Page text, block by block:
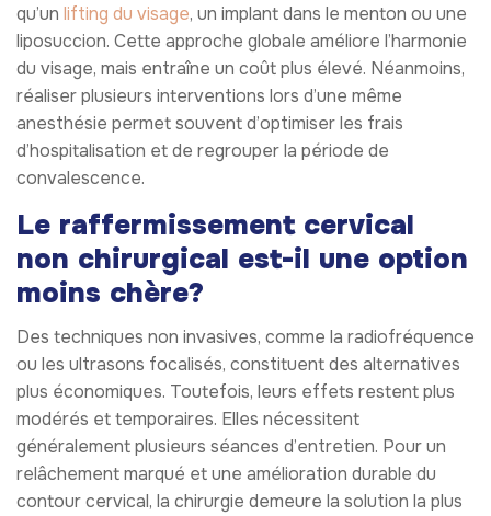
qu’un lifting du visage, un implant dans le menton ou une
liposuccion. Cette approche globale améliore l’harmonie
du visage, mais entraîne un coût plus élevé. Néanmoins,
réaliser plusieurs interventions lors d’une même
anesthésie permet souvent d’optimiser les frais
d’hospitalisation et de regrouper la période de
convalescence.
Le raffermissement cervical
non chirurgical est-il une option
moins chère?
Des techniques non invasives, comme la radiofréquence
ou les ultrasons focalisés, constituent des alternatives
plus économiques. Toutefois, leurs effets restent plus
modérés et temporaires. Elles nécessitent
généralement plusieurs séances d’entretien. Pour un
relâchement marqué et une amélioration durable du
contour cervical, la chirurgie demeure la solution la plus